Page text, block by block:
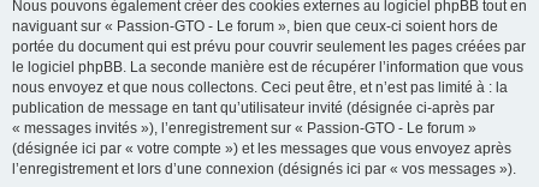
Nous pouvons également créer des cookies externes au logiciel phpBB tout en
naviguant sur « Passion-GTO - Le forum », bien que ceux-ci soient hors de
portée du document qui est prévu pour couvrir seulement les pages créées par
le logiciel phpBB. La seconde manière est de récupérer l’information que vous
nous envoyez et que nous collectons. Ceci peut être, et n’est pas limité à : la
publication de message en tant qu’utilisateur invité (désignée ci-après par
« messages invités »), l’enregistrement sur « Passion-GTO - Le forum »
(désignée ici par « votre compte ») et les messages que vous envoyez après
l’enregistrement et lors d’une connexion (désignés ici par « vos messages »).